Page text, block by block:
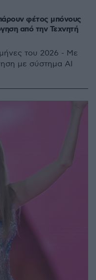
φέτος μπόνους
από την Τεχνητή
του 2026 - Με
με σύστημα ΑΙ